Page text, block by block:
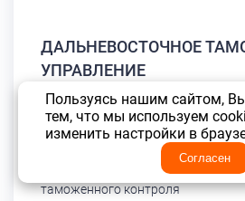
Пользуясь нашим сайтом,
тем, что мы используем
изменить настройки в
Согласен
ДАЛЬНЕВОСТОЧНОЕ
УПРАВЛЕНИЕ
Якутская таможня
Отдел таможенных процедур и
таможенного контроля